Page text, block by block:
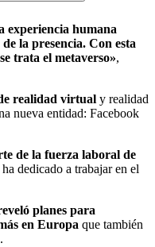
experiencia humana
la presencia. Con esta
trata el metaverso»,
realidad virtual y realidad
nueva entidad: Facebook
de la fuerza laboral de
dedicado a trabajar en el
planes para
en Europa que también